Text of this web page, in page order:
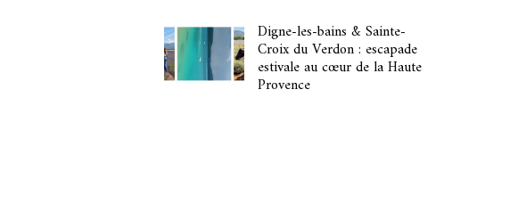
Digne-les-bains & Sainte-
Croix du Verdon : escapade
estivale au cœur de la Haute
Provence